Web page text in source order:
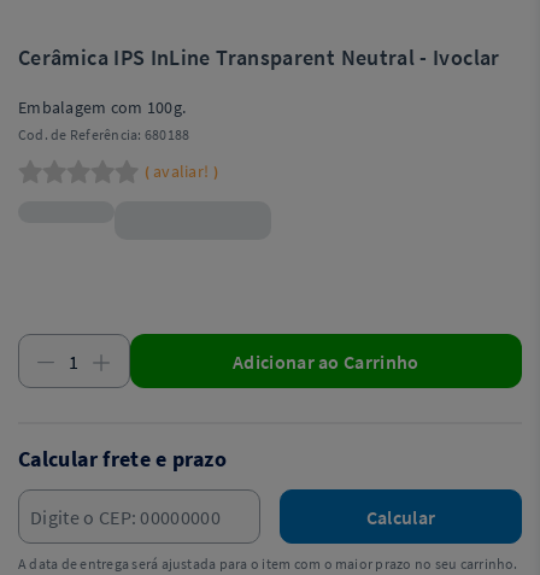
Cerâmica IPS InLine Transparent Neutral - Ivoclar
Embalagem com 100g.
Cod. de Referência: 680188
( avaliar! )
Adicionar ao Carrinho
Calcular frete e prazo
Calcular
A data de entrega será ajustada para o item com o maior prazo no seu carrinho.